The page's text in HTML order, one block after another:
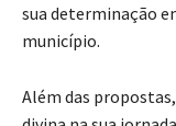
sua determinação
município.
Além das